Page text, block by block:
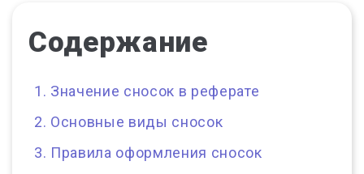
Содержание
Значение сносок в реферате
Основные виды сносок
Правила оформления сносок